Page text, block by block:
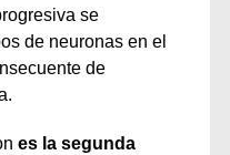
se
de neuronas en el
de
es la segunda